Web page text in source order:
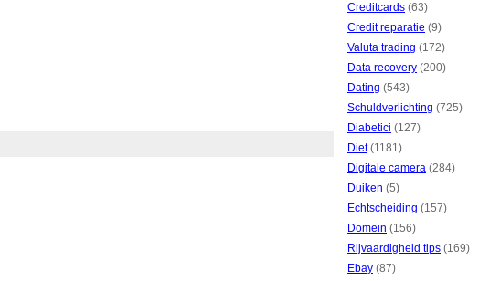
Creditcards (63)
Credit reparatie (9)
Valuta trading (172)
Data recovery (200)
Dating (543)
Schuldverlichting (725)
Diabetici (127)
Diet(1181)
Digitale camera (284)
Duiken (5)
Echtscheiding (157)
Domein (156)
Rijvaardigheid tips (169)
Ebay (87)